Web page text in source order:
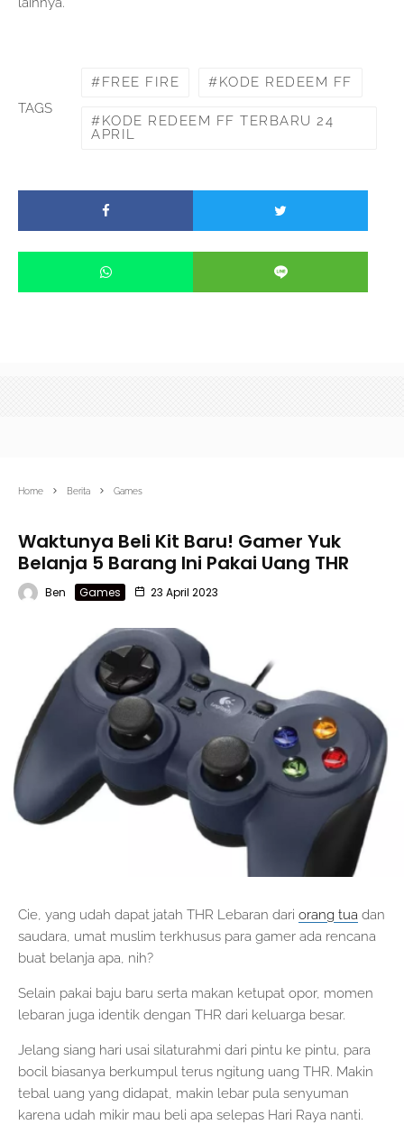
TAGS
FREE FIRE KODE REDEEM FF
KODE REDEEM FF TERBARU 24
APRIL
Home Berita Games
Waktunya Beli Kit Baru! Gamer Yuk
Belanja 5 Barang Ini Pakai Uang THR
Ben Games 23 April 2023
Cie, yang udah dapat jatah THR Lebaran dari orang tua dan
saudara, umat muslim terkhusus para gamer ada rencana
buat belanja apa, nih?
Selain pakai baju baru serta makan ketupat opor, momen
lebaran juga identik dengan THR dari keluarga besar.
Jelang siang hari usai silaturahmi dari pintu ke pintu, para
bocil biasanya berkumpul terus ngitung uang THR. Makin
tebal uang yang didapat, makin lebar pula senyuman
karena udah mikir mau beli apa selepas Hari Raya nanti.